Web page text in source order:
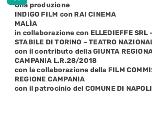
Una produzione
INDIGO FILM con RAI CINEMA
MALÌA
in collaborazione con ELLEDIEFFE SRL
STABILE DI TORINO – TEATRO
con il contributo della GIUNTA
CAMPANIA L.R.28/2018
con la collaborazione della FILM
REGIONE CAMPANIA
con il patrocinio del COMUNE DI NAPOLI